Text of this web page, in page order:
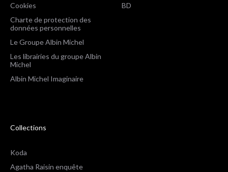
Cookies
Charte de protection des
données personnelles
Le Groupe Albin Michel
Les librairies du groupe Albin
Michel
Albin Michel Imaginaire
BD
Collections
Koda
Agatha Raisin enquête